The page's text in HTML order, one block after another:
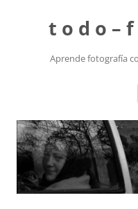
t o d o –
Aprende fotografía